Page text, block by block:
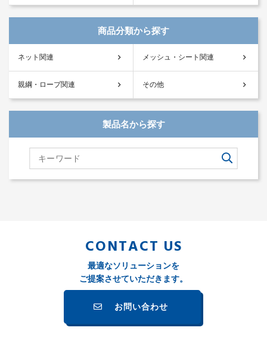
商品分類から探す
ネット関連 メッシュ・シート関連
親綱・ロープ関連 その他
製品名から探す
CONTACT US
最適なソリューションを
ご提案させていただきます。
お問い合わせ